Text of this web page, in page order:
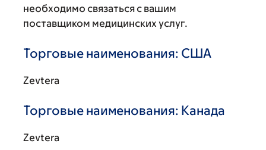
необходимо связаться с вашим
поставщиком медицинских услуг.
Торговые наименования: США
Zevtera
Торговые наименования: Канада
Zevtera